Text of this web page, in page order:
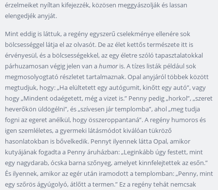
érzelmeiket nyíltan kifejezzék, közösen meggyászolják és lassan
elengedjék anyját.
Mint eddig is láttuk, a regény egyszerű cselekménye ellenére sok
bölcsességgel látja el az olvasót. De az élet kettős természete itt is
érvényesül, és a bölcsességekkel, az egy életre szóló tapasztalatokkal
párhuzamosan végig jelen van ahumoris. A tízes listák például sok
megmosolyogtató részletet tartalmaznak. Opal anyjáról többek között
megtudjuk, hogy: „Ha elültetett egy autógumit, kinőtt egy autó”, vagy
hogy „Mindent odaégetett, még a vizet is.” Penny pedig „horkol”, „szeret
heverőkön üldögélni”, és „szívesen jár templomba”, ahol „meg tudja
fogni az egeret anélkül, hogy összeroppantaná”. A regény humoros és
igen szemléletes, a gyermeki látásmódot kiválóan tükröző
hasonlatokban is bővelkedik. Pennyt ilyennek látta Opal, amikor
kutyájának fogadta a Penny áruházban: „Leginkább úgy festett, mint
egy nagydarab, ócska barna szőnyeg, amelyet kinnfelejtettek az esőn.”
És ilyennek, amikor az egér után iramodott a templomban: „Penny, mint
egy szőrös ágyúgolyó, átlőtt a termen.” Ez a regény tehát nemcsak